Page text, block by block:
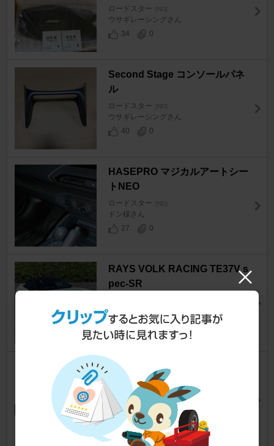
ロードスター [ND]
ウサギレーシングさん
34
0
Second Stage コンソールパネ
ル
ロードスター [ND]
ウサギレーシングさん
40
0
HASEPRO マジカルアートシー
トNEO
ロードスター [ND]
ドン様さん
27
0
RAYS VOLK RACING TE37V s
pec-SR
（有）石油さん
46
AISIN ドアスタビライザー
ロードスター [ND]
GS300TTEさん
35